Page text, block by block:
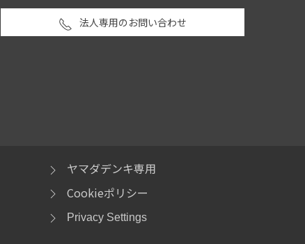
法人専用のお問い合わせ
ヤマダデンキ専用
Cookieポリシー
Privacy Settings